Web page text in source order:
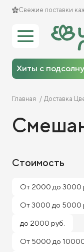
Свежие поставки
Хиты с
Главная Доставка
Стоимость
От 2000 до 3000
От 3000 до 5000
до 2000 руб.
От 5000 до 10000